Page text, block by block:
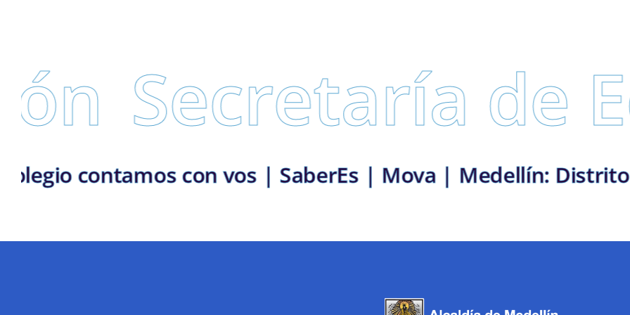
de
| En el colegio contamos con vos | SaberEs | Mova |